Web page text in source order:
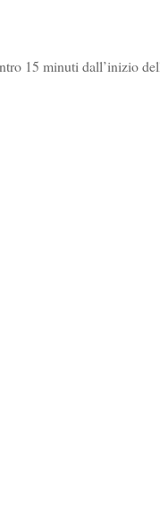
15 minuti dall’inizio